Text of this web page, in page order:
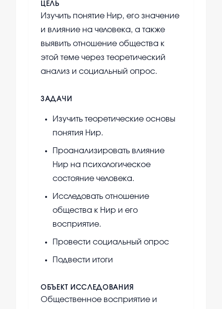
ЦЕЛЬ
Изучить понятие Нир, его значение
и влияние на человека, а также
выявить отношение общества к
этой теме через теоретический
анализ и социальный опрос.
ЗАДАЧИ
Изучить теоретические основы
понятия Нир.
Проанализировать влияние
Нир на психологическое
состояние человека.
Исследовать отношение
общества к Нир и его
восприятие.
Провести социальный опрос
Подвести итоги
ОБЪЕКТ ИССЛЕДОВАНИЯ
Общественное восприятие и